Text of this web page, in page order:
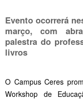
Evento ocorrerá
março, com
palestra do
livros
O Campus Ceres
Workshop de